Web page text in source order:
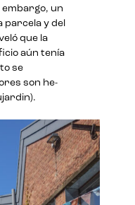
embargo, un
parcela y del
que la
aún tenía
se
son he-